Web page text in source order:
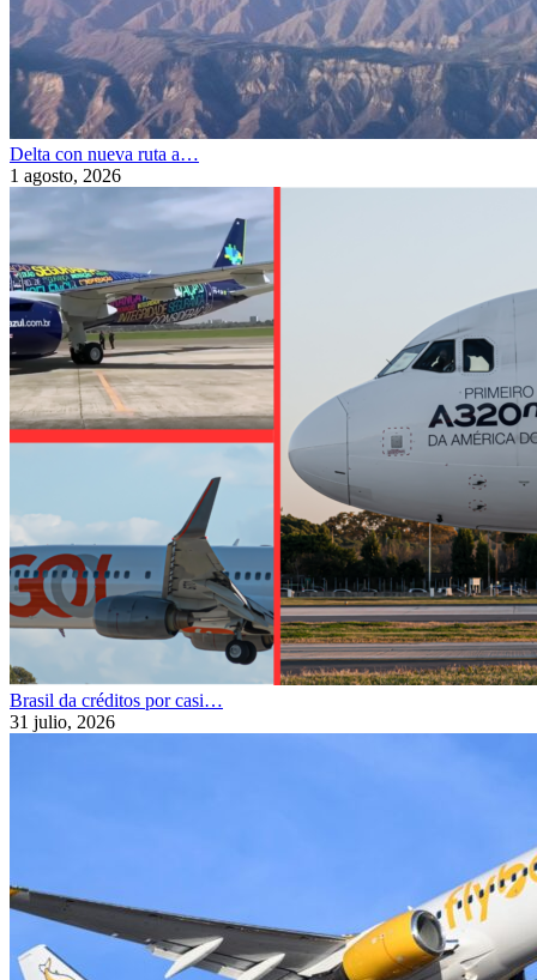
Delta con nueva ruta a…
1 agosto, 2026
Brasil da créditos por casi…
31 julio, 2026